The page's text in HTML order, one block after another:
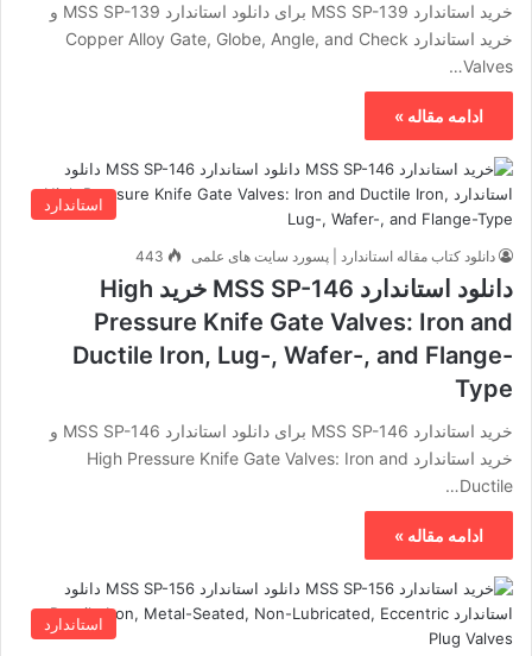
خرید استاندارد MSS SP-139 برای دانلود استاندارد MSS SP-139 و
خرید استاندارد Copper Alloy Gate, Globe, Angle, and Check
Valves…
ادامه مقاله »
استاندارد
دانلود کتاب مقاله استاندارد | پسورد سایت های علمی 443
دانلود استاندارد MSS SP-146 خرید High
Pressure Knife Gate Valves: Iron and
Ductile Iron, Lug-, Wafer-, and Flange-
Type
خرید استاندارد MSS SP-146 برای دانلود استاندارد MSS SP-146 و
خرید استاندارد High Pressure Knife Gate Valves: Iron and
Ductile…
ادامه مقاله »
استاندارد